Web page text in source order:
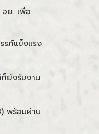
ย. เพื่อ
รภ์แข็งแรง
ยังรับงาน
พร้อมผ่าน